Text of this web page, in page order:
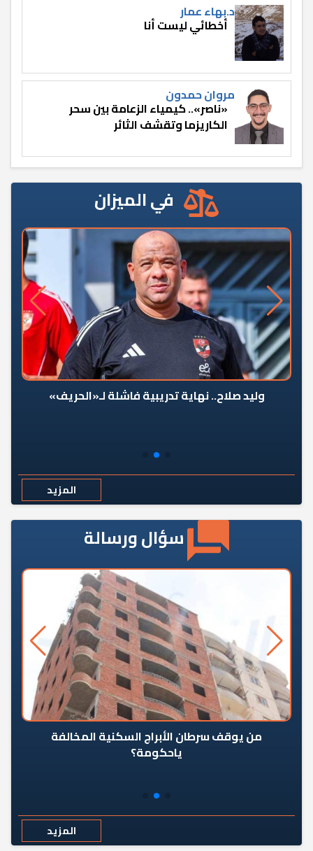
د.بهاء عمار
أخطائي ليست أنا
مروان حمدون
«ناصر».. كيمياء الزعامة بين سحر
الكاريزما وتقشف الثائر
في الميزان
وليد صلاح.. نهاية تدريبية فاشلة لـ«الحريف»
المزيد
سؤال ورسالة
من يوقف سرطان الأبراج السكنية المخالفة
ياحكومة؟
المزيد